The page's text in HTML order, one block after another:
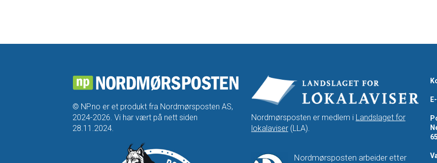
© NP.no er et produkt fra Nordmørsposten AS,
2024-2026. Vi har vært på nett siden
28.11.2024.
Nordmørsposten er medlem i Landslaget for
lokalaviser(LLA).
Nordmørsposten arbeider etter